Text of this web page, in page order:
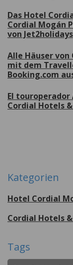
Das Hotel
Cordial Mogán
von Jet2holidays
Alle Häuser
mit dem
Booking.com
El touroperador
Cordial Hotels
Kategorien
Hotel Cordial
Cordial Hotels
Tags